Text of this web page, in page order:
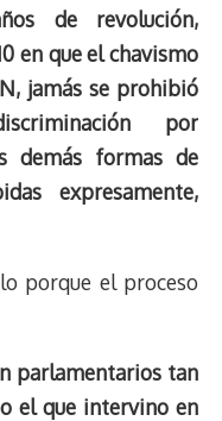
de revolución,
en que el chavismo
jamás se prohibió
por
demás formas de
expresamente,
porque el proceso
parlamentarios tan
el que intervino en